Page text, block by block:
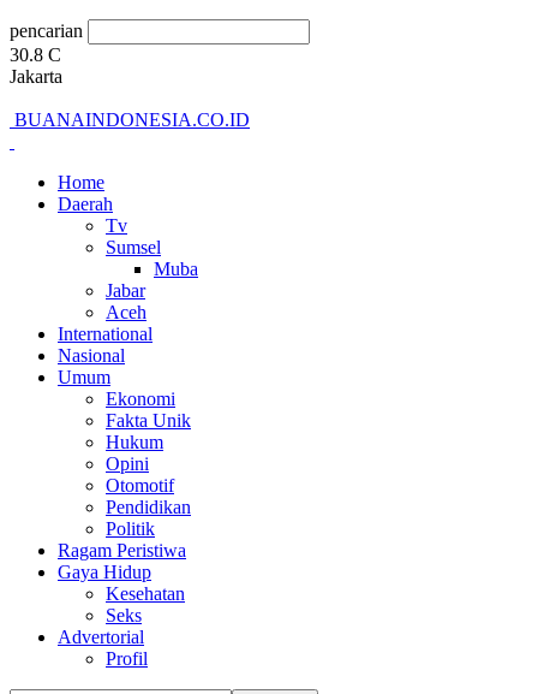
pencarian
30.8 C
Jakarta
BUANAINDONESIA.CO.ID
Home
Daerah
Tv
Sumsel
Muba
Jabar
Aceh
International
Nasional
Umum
Ekonomi
Fakta Unik
Hukum
Opini
Otomotif
Pendidikan
Politik
Ragam Peristiwa
Gaya Hidup
Kesehatan
Seks
Advertorial
Profil